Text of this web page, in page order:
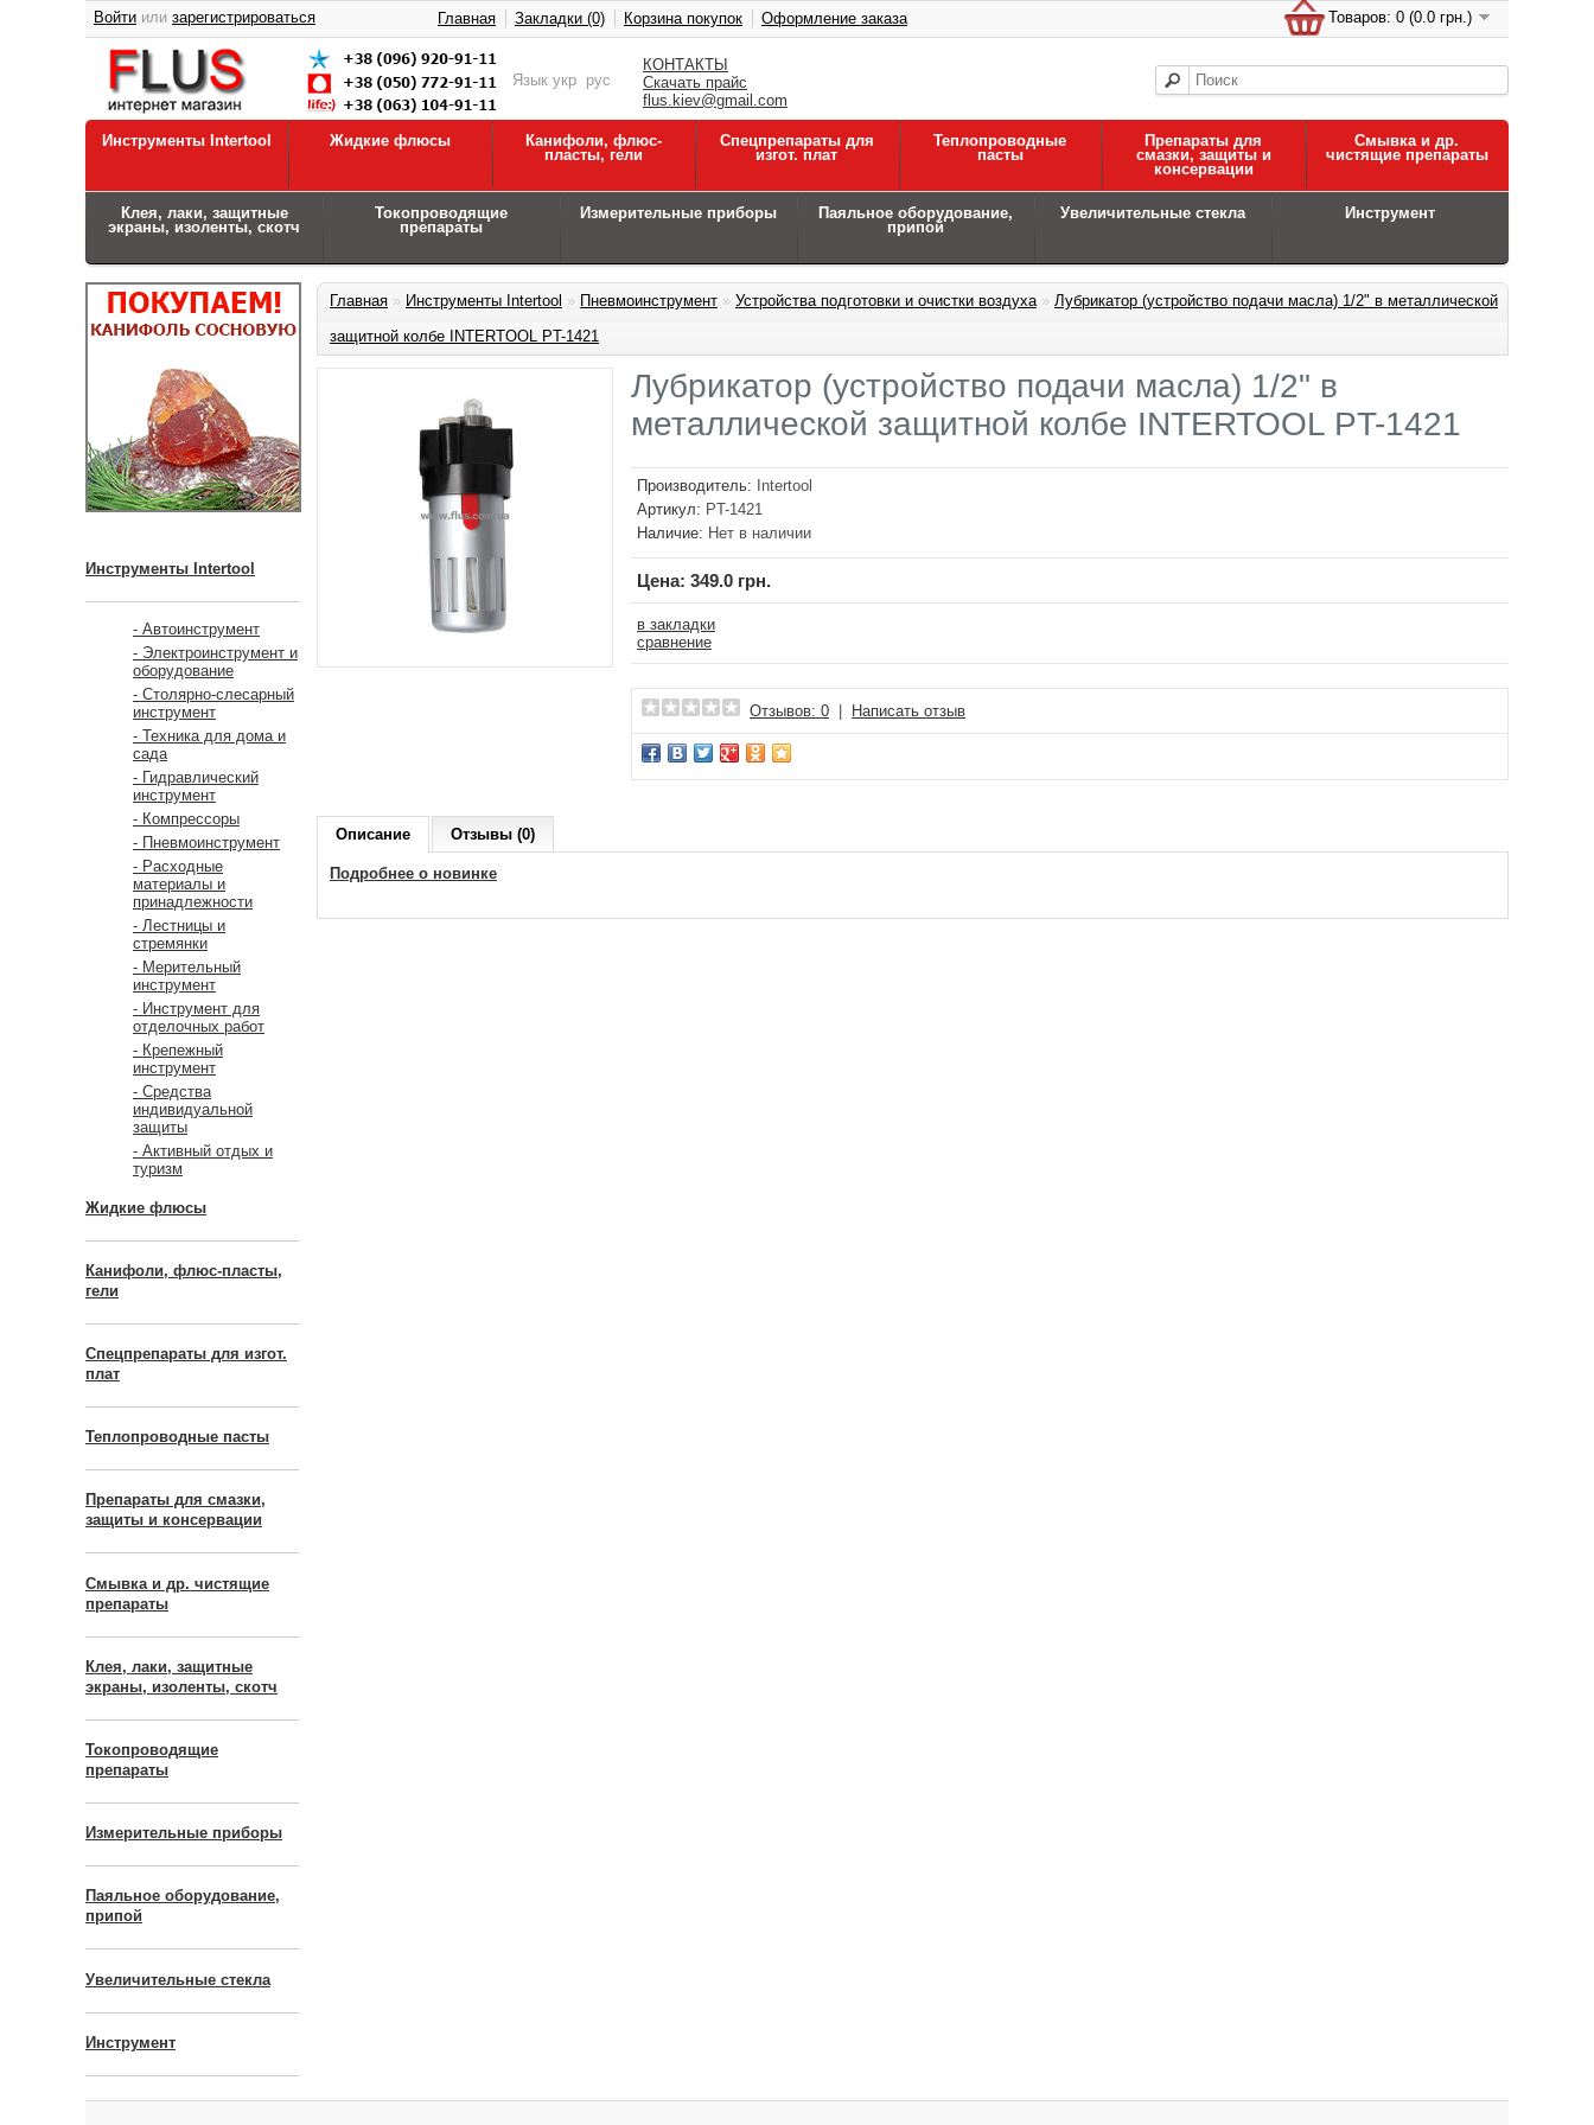
КОНТАКТЫ
Скачать прайс
flus.kiev@gmail.com
Язык укр рус
Товаров: 0 (0.0 грн.)
Войти или зарегистрироваться Главная Закладки (0) Корзина покупок Оформление заказа
Инструменты Intertool Жидкие флюсы
Канифоли, флюс-
пласты, гели
Спецпрепараты для
изгот. плат
Теплопроводные
пасты
Препараты для
смазки, защиты и
консервации
Смывка и др.
чистящие препараты
Клея, лаки, защитные
экраны, изоленты, скотч
Токопроводящие
препараты
Измерительные приборы
Паяльное оборудование,
припой
Увеличительные стекла Инструмент
Инструменты Intertool
- Автоинструмент
- Электроинструмент и
оборудование
- Столярно-слесарный
инструмент
- Техника для дома и
сада
- Гидравлический
инструмент
- Компрессоры
- Пневмоинструмент
- Расходные
материалы и
принадлежности
- Лестницы и
стремянки
- Мерительный
инструмент
- Инструмент для
отделочных работ
- Крепежный
инструмент
- Средства
индивидуальной
защиты
- Активный отдых и
туризм
Жидкие флюсы
Канифоли, флюс-пласты,
гели
Спецпрепараты для изгот.
плат
Теплопроводные пасты
Препараты для смазки,
защиты и консервации
Смывка и др. чистящие
препараты
Клея, лаки, защитные
экраны, изоленты, скотч
Токопроводящие
препараты
Измерительные приборы
Паяльное оборудование,
припой
Увеличительные стекла
Инструмент
Главная » Инструменты Intertool » Пневмоинструмент » Устройства подготовки и очистки воздуха» Лубрикатор (устройство подачи масла) 1/2" в металлической
защитной колбе INTERTOOL PT-1421
Лубрикатор (устройство подачи масла) 1/2" в
металлической защитной колбе INTERTOOL PT-1421
Производитель:
Intertool
Артикул: PT-1421
Наличие: Нет в наличии
Цена: 349.0 грн.
в закладки
сравнение
Отзывов: 0 Написать отзыв
Описание Отзывы (0)
Подробнее о новинке